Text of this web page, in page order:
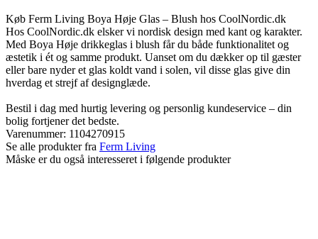
Køb Ferm Living Boya Høje Glas – Blush hos CoolNordic.dk
Hos CoolNordic.dk elsker vi nordisk design med kant og karakter.
Med Boya Høje drikkeglas i blush får du både funktionalitet og
æstetik i ét og samme produkt. Uanset om du dækker op til gæster
eller bare nyder et glas koldt vand i solen, vil disse glas give din
hverdag et strejf af designglæde.
Bestil i dag med hurtig levering og personlig kundeservice – din
bolig fortjener det bedste.
Varenummer: 1104270915
Se alle produkter fra Ferm Living
Måske er du også interesseret i følgende produkter